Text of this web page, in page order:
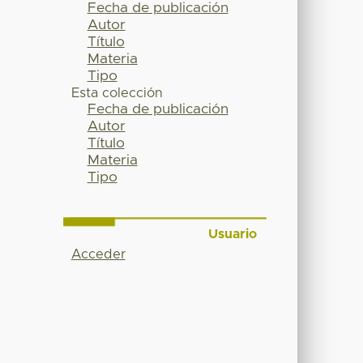
Fecha de publicación
Autor
Título
Materia
Tipo
Esta colección
Fecha de publicación
Autor
Título
Materia
Tipo
Usuario
Acceder